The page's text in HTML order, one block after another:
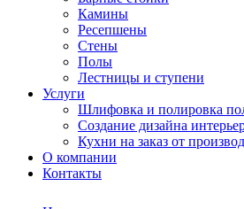
Камины
Ресепшены
Стены
Полы
Лестницы и ступени
Услуги
Шлифовка и полировка
Создание дизайна
Кухни на заказ от
О компании
Контакты